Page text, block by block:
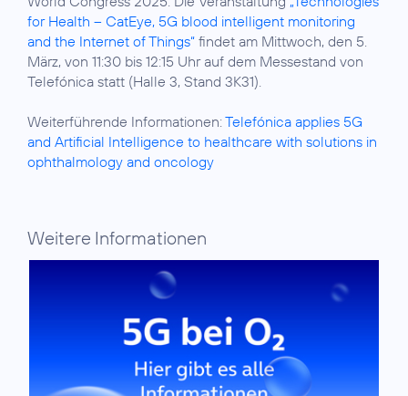
for Health – CatEye, 5G blood intelligent monitoring
and the Internet of Things“ findet am Mittwoch, den 5.
März, von 11:30 bis 12:15 Uhr auf dem Messestand von
Telefónica statt (Halle 3, Stand 3K31).
Weiterführende Informationen:Telefónica applies 5G
and Artificial Intelligence to healthcare with solutions in
ophthalmology and oncology
Weitere Informationen